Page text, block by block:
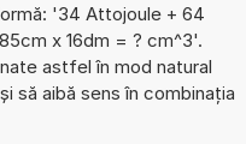
'34 Attojoule + 64
x 16dm = ? cm^3'.
astfel în mod natural
să aibă sens în combinația